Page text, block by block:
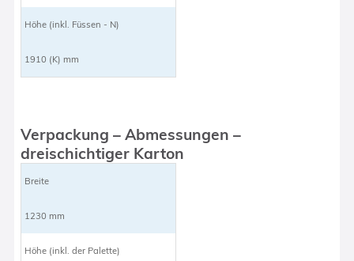
Höhe (inkl. Füssen - N)
1910 (K) mm
Verpackung – Abmessungen –
dreischichtiger Karton
Breite
1230 mm
Höhe (inkl. der Palette)